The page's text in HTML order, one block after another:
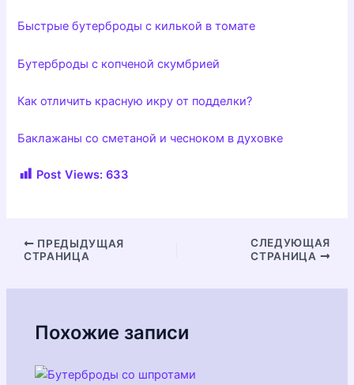
Быстрые бутерброды с килькой в томате
Бутерброды с копченой скумбрией
Как отличить красную икру от подделки?
Баклажаны со сметаной и чесноком в духовке
Post Views: 633
НавигацияПРЕДЫДУЩАЯ
СТРАНИЦА
СЛЕДУЮЩАЯ
СТРАНИЦА
Похожие записи